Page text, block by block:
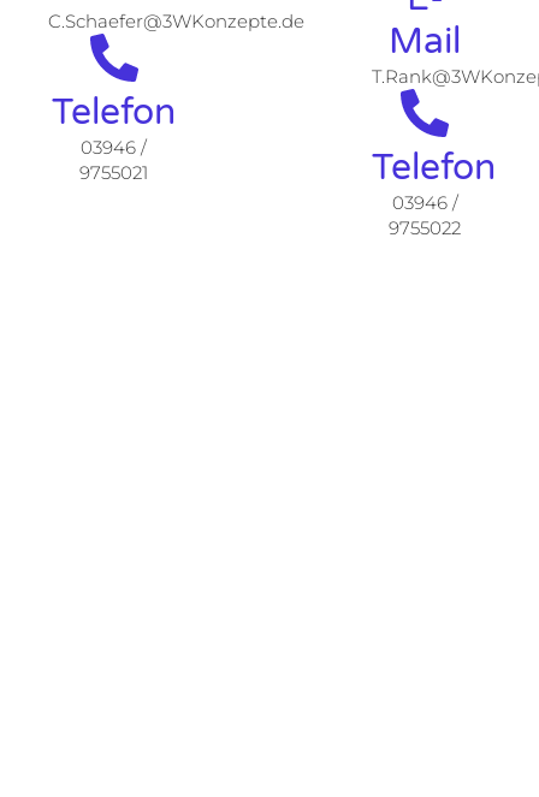
C.Schaefer@3WKonzepte.de
Telefon
03946 /
9755021
Mail
Telefon
03946 /
9755022